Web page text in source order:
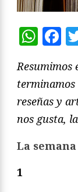
Resumimos
terminamos
reseñas y
nos gusta,
La
1